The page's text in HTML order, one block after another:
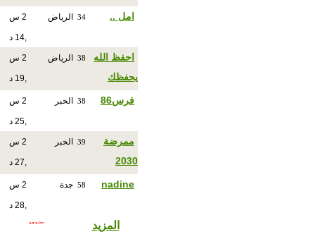
امل .. 34 الرياض 2 س
,14 د
احفظ الله
يحفظك
38 الرياض 2 س
,19 د
فرس86 38 الخبر 2 س
,25 د
ممرضة
2030
39 الخبر 2 س
,27 د
nadine
58 جدة 2 س
,28 د
المزيد